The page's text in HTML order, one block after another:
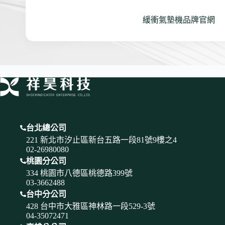
緩衝氣墊機品牌官網
台北總公司
221 新北市汐止區新台五路一段81號9樓之4
02-26980080
桃園分公司
334 桃園市八德區桃德路399號
03-3662488
台中分公司
428 台中市大雅區神林路一段529-3號
04-35072471